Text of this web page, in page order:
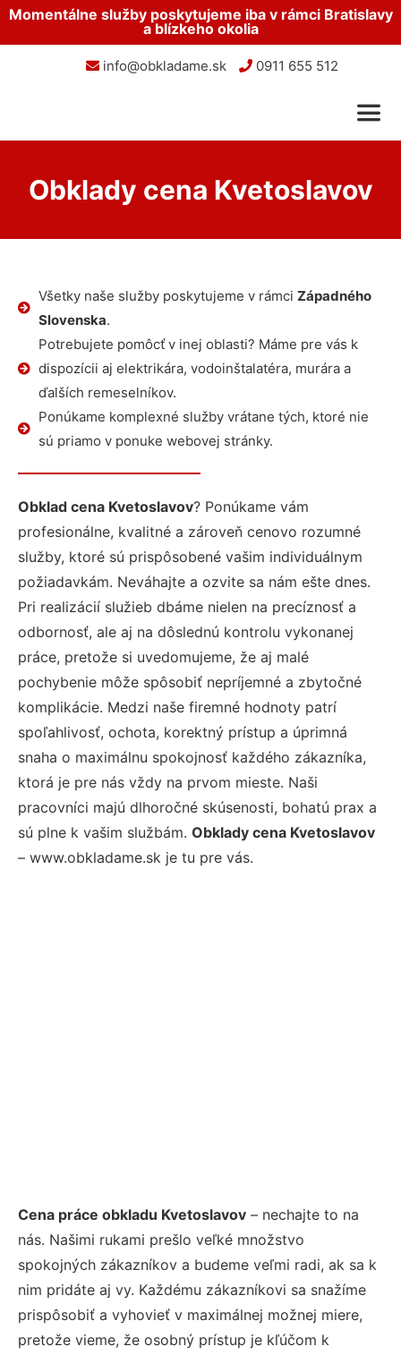
Momentálne služby poskytujeme iba v rámci Bratislavy
a blízkeho okolia
info@obkladame.sk 0911 655 512
Obklady cena Kvetoslavov
Všetky naše služby poskytujeme v rámci Západného
Slovenska.
Potrebujete pomôcť v inej oblasti? Máme pre vás k
dispozícii aj elektrikára, vodoinštalatéra, murára a
ďalších remeselníkov.
Ponúkame komplexné služby vrátane tých, ktoré nie
sú priamo v ponuke webovej stránky.
Obklad cena Kvetoslavov? Ponúkame vám
profesionálne, kvalitné a zároveň cenovo rozumné
služby, ktoré sú prispôsobené vašim individuálnym
požiadavkám. Neváhajte a ozvite sa nám ešte dnes.
Pri realizácií služieb dbáme nielen na precíznosť a
odbornosť, ale aj na dôslednú kontrolu vykonanej
práce, pretože si uvedomujeme, že aj malé
pochybenie môže spôsobiť nepríjemné a zbytočné
komplikácie. Medzi naše firemné hodnoty patrí
spoľahlivosť, ochota, korektný prístup a úprimná
snaha o maximálnu spokojnosť každého zákazníka,
ktorá je pre nás vždy na prvom mieste. Naši
pracovníci majú dlhoročné skúsenosti, bohatú prax a
sú plne k vašim službám. Obklady cena Kvetoslavov
– www.obkladame.sk je tu pre vás.
Cena práce obkladu Kvetoslavov – nechajte to na
nás. Našimi rukami prešlo veľké množstvo
spokojných zákazníkov a budeme veľmi radi, ak sa k
nim pridáte aj vy. Každému zákazníkovi sa snažíme
prispôsobiť a vyhovieť v maximálnej možnej miere,
pretože vieme, že osobný prístup je kľúčom k